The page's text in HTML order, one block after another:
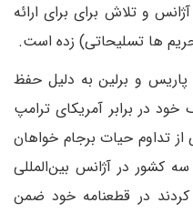
و تلاش برای برای ارائه
ها تسلیحاتی) زده است.
پاریس و برلین به دلیل حفظ
در برابر آمریکای ترامپ
از تداوم حیات برجام خواهان
کشور در آژانس بین‌المللی
در قطعنامه خود ضمن